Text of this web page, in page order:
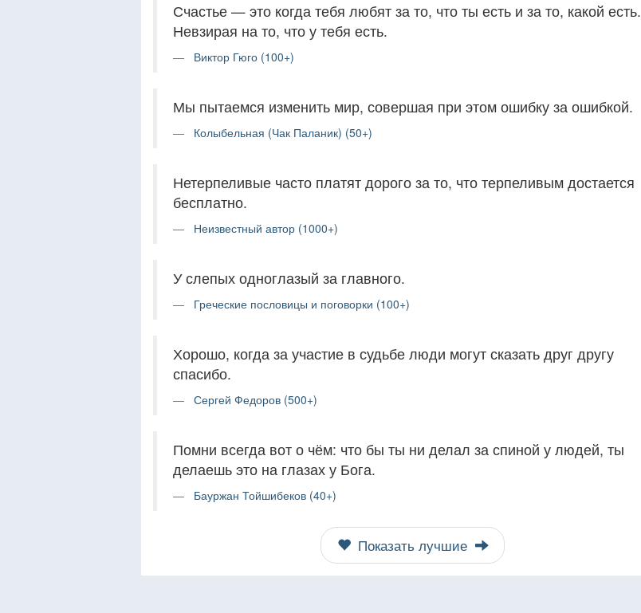
Счастье — это когда тебя любят за то, что ты есть и за то, какой есть.
Невзирая на то, что у тебя есть.
Виктор Гюго (100+)
Мы пытаемся изменить мир, совершая при этом ошибку за ошибкой.
Колыбельная (Чак Паланик) (50+)
Нетерпеливые часто платят дорого за то, что терпеливым достается
бесплатно.
Неизвестный автор (1000+)
У слепых одноглазый за главного.
Греческие пословицы и поговорки (100+)
Хорошо, когда за участие в судьбе люди могут сказать друг другу
спасибо.
Сергей Федоров (500+)
Помни всегда вот о чём: что бы ты ни делал за спиной у людей, ты
делаешь это на глазах у Бога.
Бауржан Тойшибеков (40+)
Показать лучшие